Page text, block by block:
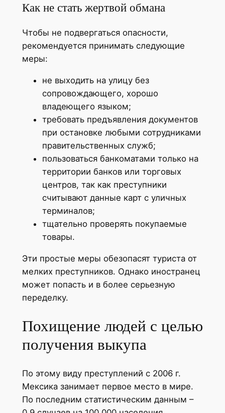
Как не стать жертвой обмана
Чтобы не подвергаться опасности,
рекомендуется принимать следующие
меры:
не выходить на улицу без
сопровождающего, хорошо
владеющего языком;
требовать предъявления документов
при остановке любыми сотрудниками
правительственных служб;
пользоваться банкоматами только на
территории банков или торговых
центров, так как преступники
считывают данные карт с уличных
терминалов;
тщательно проверять покупаемые
товары.
Эти простые меры обезопасят туриста от
мелких преступников. Однако иностранец
может попасть и в более серьезную
переделку.
Похищение людей с целью
получения выкупа
По этому виду преступлений с 2006 г.
Мексика занимает первое место в мире.
По последним статистическим данным –